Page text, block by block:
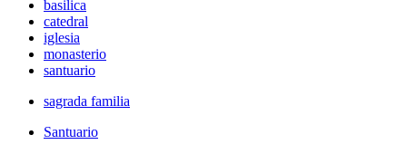
basilica
catedral
iglesia
monasterio
santuario
sagrada familia
Santuario